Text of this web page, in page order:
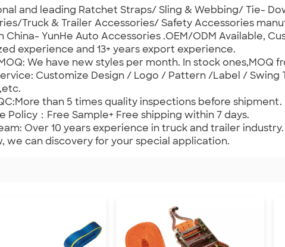
and leading Ratchet Straps/ Sling & Webbing/ Tie-
Truck & Trailer Accessories/ Safety Accessories
China- YunHe Auto Accessories .OEM/ODM Available,
experience and 13+ years export experience.
We have new styles per month. In stock ones,MOQ
Customize Design / Logo / Pattern /Label / Swing
than 5 times quality inspections before shipment.
Policy：Free Sample+ Free shipping within 7 days.
Over 10 years experience in truck and trailer
we can discovery for your special application.